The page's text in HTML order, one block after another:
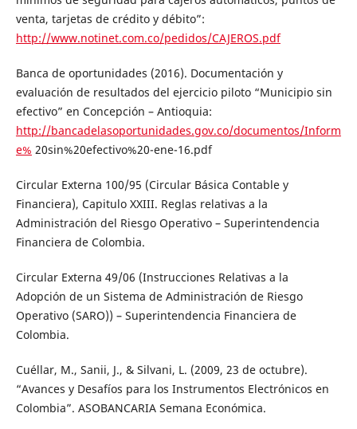
venta, tarjetas de crédito y débito”:
http://www.notinet.com.co/pedidos/CAJEROS.pdf
Banca de oportunidades (2016). Documentación y
evaluación de resultados del ejercicio piloto “Municipio sin
efectivo” en Concepción – Antioquia:
http://bancadelasoportunidades.gov.co/documentos/Inform
e% 20sin%20efectivo%20-ene-16.pdf
Circular Externa 100/95 (Circular Básica Contable y
Financiera), Capitulo XXIII. Reglas relativas a la
Administración del Riesgo Operativo – Superintendencia
Financiera de Colombia.
Circular Externa 49/06 (Instrucciones Relativas a la
Adopción de un Sistema de Administración de Riesgo
Operativo (SARO)) – Superintendencia Financiera de
Colombia.
Cuéllar, M., Sanii, J., & Silvani, L. (2009, 23 de octubre).
“Avances y Desafíos para los Instrumentos Electrónicos en
Colombia”. ASOBANCARIA Semana Económica.